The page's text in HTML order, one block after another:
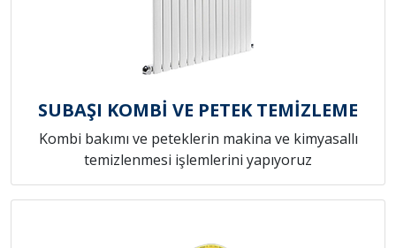
SUBAŞI KOMBİ VE PETEK TEMİZLEME
Kombi bakımı ve peteklerin makina ve kimyasallı
temizlenmesi işlemlerini yapıyoruz